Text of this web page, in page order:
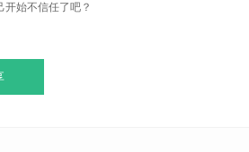
始不信任了吧？